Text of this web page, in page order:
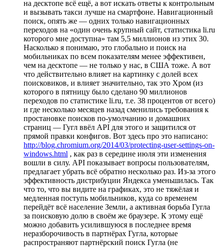
на десктопе всё ещё, а вот искать ответы к контрольным
и вызывать такси лучше на смартфоне. Навигационный
поиск, опять же — одних только навигационных
переходов на «один очень крупный сайт, статистика li.ru
которого мне доступна» там 5,5 миллионов из этих 30.
Насколько я понимаю, это глобально и поиск на
мобильниках по всем показателям менее эффективен,
чем на десктопе — не только у нас, в США тоже. А вот
что действительно влияет на картинку с долей всех
поисковиков, и влияет значительно, так это Хром (из
которого в пятницу было сделано 90 миллионов
переходов по статистике li.ru, т.е. 38 процентов от всего)
и где несколько месяцев назад сменились требования к
простановке поисков по-умолчанию и домашних
страниц — Гугл ввёл API для этого и защитился от
прямой правки конфигов. Вот здесь про это написано:
http://blog.chromium.org/2014/03/protecting-user-settings-on-
windows.html , как раз в середине июля эти изменения
вошли в силу. API показывает вопросы пользователям,
предлагает убрать всё обратно несколько раз. Из-за этого
эффективность дистрибуции Яндекса уменьшилась. Так
что то, что вы видите на графиках, это не тяжёлая и
медленная поступь мобильников, куда со временем
перейдёт всё население Земли, а активная борьба Гугла
за поисковую долю в своём же браузере. К этому ещё
можно добавить усилившуюся в последнее время
неразборочивость в партнёрах Гугла, которые
распространяют партнёрский поиск Гугла (не